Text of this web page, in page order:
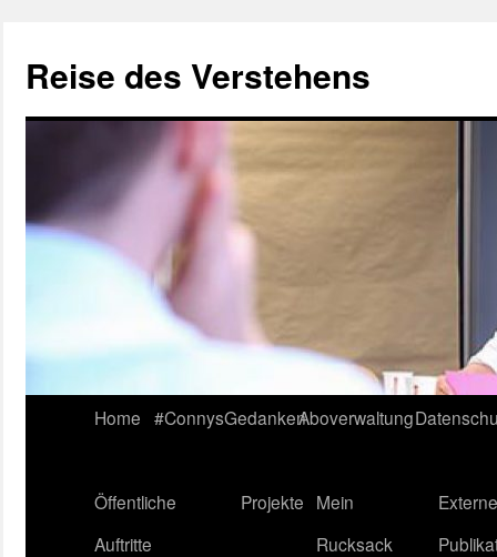
Reise des Verstehens
content
Home #ConnysGedankenAboverwaltung
Öffentliche
Auftritte
Projekte Mein
Rucksack
Externe